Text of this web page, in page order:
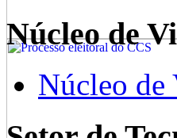
Núcleo de
Núcleo de